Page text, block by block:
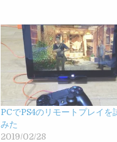
PCでPS4のリモートプレイを
みた
2019/02/28